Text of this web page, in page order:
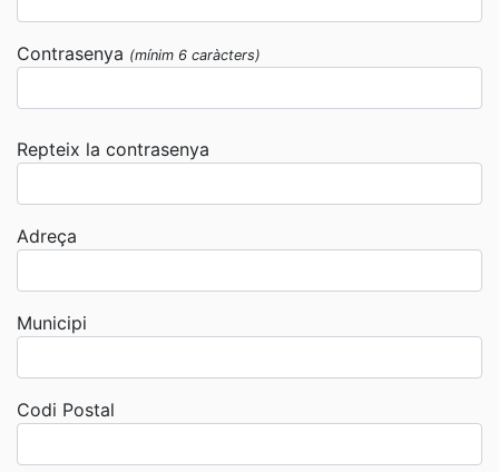
Contrasenya (mínim 6 caràcters)
Repteix la contrasenya
Adreça
Municipi
Codi Postal